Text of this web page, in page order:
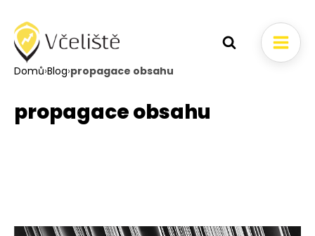
Domů›Blog›propagace obsahu
propagace obsahu